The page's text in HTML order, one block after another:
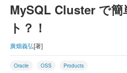
MySQL Cluster で簡
ト？！
廣畑義弘[著]
Oracle OSS Products